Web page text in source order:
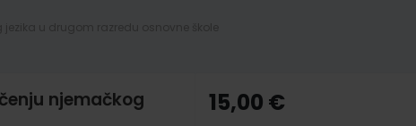
njemačkog
15,00 €